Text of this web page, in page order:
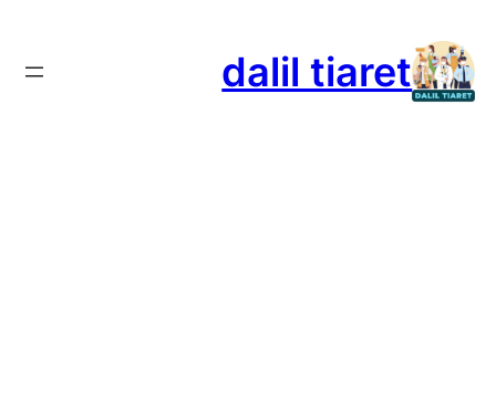
إلى
المحتوى
dalil tiaret